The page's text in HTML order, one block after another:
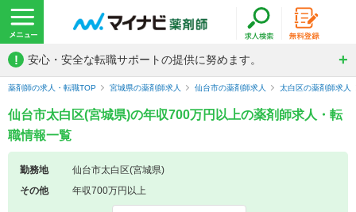
! 安心・安全な転職サポートの提供に努めます。
薬剤師の求人・転職TOP 宮城県の薬剤師求人 仙台市の薬剤師求人 太白区の薬剤師求人
仙台市太白区(宮城県)の年収700万円以上の薬剤師求人・転
職情報一覧
勤務地
仙台市太白区(宮城県)
その他
年収700万円以上